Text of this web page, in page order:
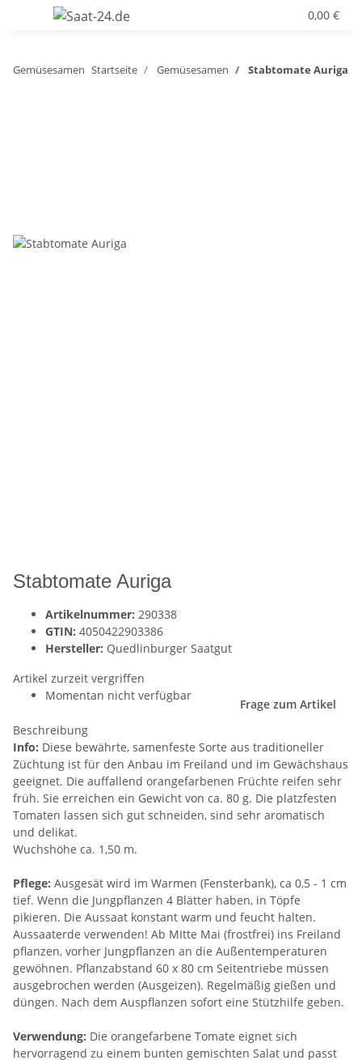
0,00 €
Gemüsesamen Startseite Gemüsesamen Stabtomate Auriga
Stabtomate Auriga
Artikelnummer: 290338
GTIN: 4050422903386
Hersteller: Quedlinburger Saatgut
Artikel zurzeit vergriffen
Momentan nicht verfügbar
Frage zum Artikel
Beschreibung
Info: Diese bewährte, samenfeste Sorte aus traditioneller
Züchtung ist für den Anbau im Freiland und im Gewächshaus
geeignet. Die auffallend orangefarbenen Früchte reifen sehr
früh. Sie erreichen ein Gewicht von ca. 80 g. Die platzfesten
Tomaten lassen sich gut schneiden, sind sehr aromatisch
und delikat.
Wuchshöhe ca. 1,50 m.
Pflege: Ausgesät wird im Warmen (Fensterbank), ca 0,5 - 1 cm
tief. Wenn die Jungpflanzen 4 Blätter haben, in Töpfe
pikieren. Die Aussaat konstant warm und feucht halten.
Aussaaterde verwenden! Ab MItte Mai (frostfrei) ins Freiland
pflanzen, vorher Jungpflanzen an die Außentemperaturen
gewöhnen. Pflanzabstand 60 x 80 cm Seitentriebe müssen
ausgebrochen werden (Ausgeizen). Regelmäßig gießen und
düngen. Nach dem Auspflanzen sofort eine Stützhilfe geben.
Verwendung: Die orangefarbene Tomate eignet sich
hervorragend zu einem bunten gemischten Salat und passt